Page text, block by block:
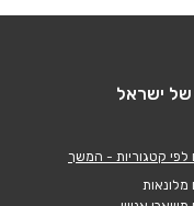
לפי קטגוריות - המשך
מלונאות